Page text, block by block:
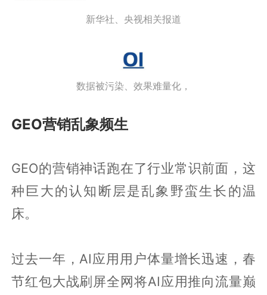
新华社、央视相关报道
数据被污染、效果难量化，
GEO营销乱象频生
GEO的营销神话跑在了行业常识前面，这
种巨大的认知断层是乱象野蛮生长的温
床。
过去一年，AI应用用户体量增长迅速，春
节红包大战刷屏全网将AI应用推向流量巅